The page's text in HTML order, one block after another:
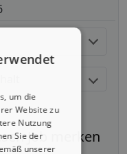
um die
Website zu
Nutzung
Sie der
unserer